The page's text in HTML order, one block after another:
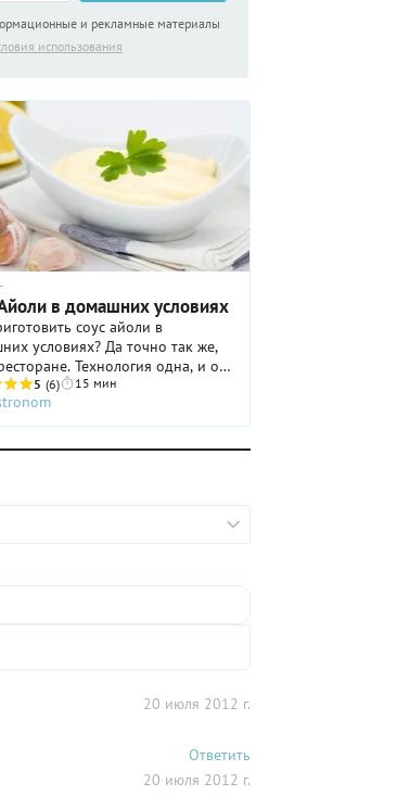
и рекламные материалы
использования
в домашних условиях
соус айоли в
условиях? Да точно так же,
Технология одна, и она
веками. Впрочем, с
блендеров многие
упростились, и соусы,
прежде тщательно растирались
вкус почему-то
к нашему айоли. Этот
исключительно из
отжима и в классическом
сока — все. Этот соус
готовился во время поста. Но
что с ними легче и быстрее
соус. Желтки выступают в
5 (6) 15 мин
20 июля 2012 г.
Ответить
20 июля 2012 г.